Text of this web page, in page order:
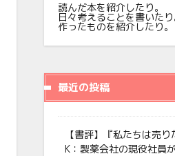
読んだ本を紹介したり。
日々考えることを書いたり
作ったものを紹介したり。
最近の投稿
【書評】『私たちは売
K：製薬会社の現役社員